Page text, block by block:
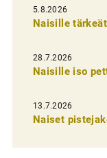
i
e
n
s
e
l
5.8.2026
Naisille
28.7.2026
Naisille iso
13.7.2026
Naiset